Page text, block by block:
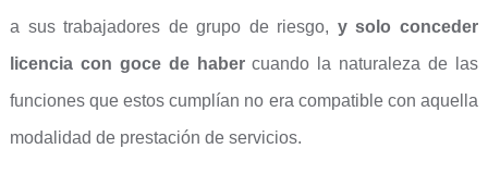
a sus trabajadores de grupo de riesgo, y solo conceder
licencia con goce de habercuando la naturaleza de las
funciones que estos cumplían no era compatible con aquella
modalidad de prestación de servicios.